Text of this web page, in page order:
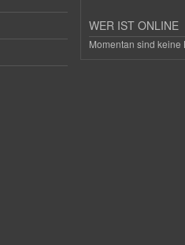
WER IST ONLINE
Momentan sind keine